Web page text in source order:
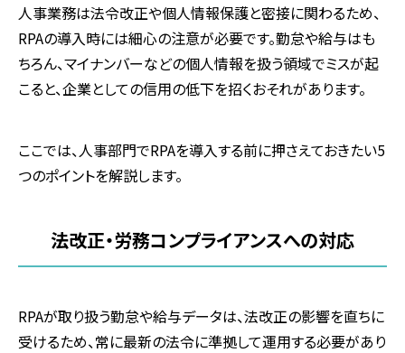
人事業務は法令改正や個人情報保護と密接に関わるため、
RPAの導入時には細心の注意が必要です。勤怠や給与はも
ちろん、マイナンバーなどの個人情報を扱う領域でミスが起
こると、企業としての信用の低下を招くおそれがあります。
ここでは、人事部門でRPAを導入する前に押さえておきたい5
つのポイントを解説します。
法改正・労務コンプライアンスへの対応
RPAが取り扱う勤怠や給与データは、法改正の影響を直ちに
受けるため、常に最新の法令に準拠して運用する必要があり